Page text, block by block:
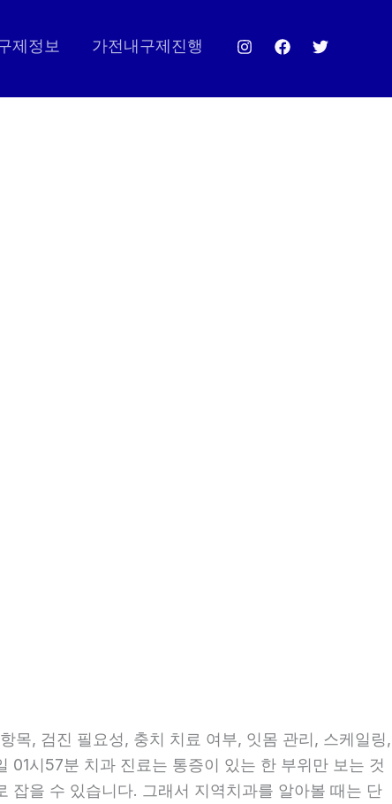
제정보 가전내구제진행
목, 검진 필요성, 충치 치료 여부, 잇몸 관리, 스케일링,
시57분 치과 진료는 통증이 있는 한 부위만 보는 것
잡을 수 있습니다. 그래서 지역치과를 알아볼 때는 단